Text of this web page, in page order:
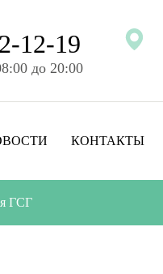
12-19
до 20:00
КОНТАКТЫ
ГСГ